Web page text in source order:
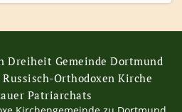
Dreiheit Gemeinde Dortmund
Orthodoxen Kirche
Patriarchats